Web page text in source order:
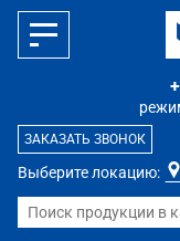
Выберите локацию:
ЗАКАЗАТЬ ЗВОНОК